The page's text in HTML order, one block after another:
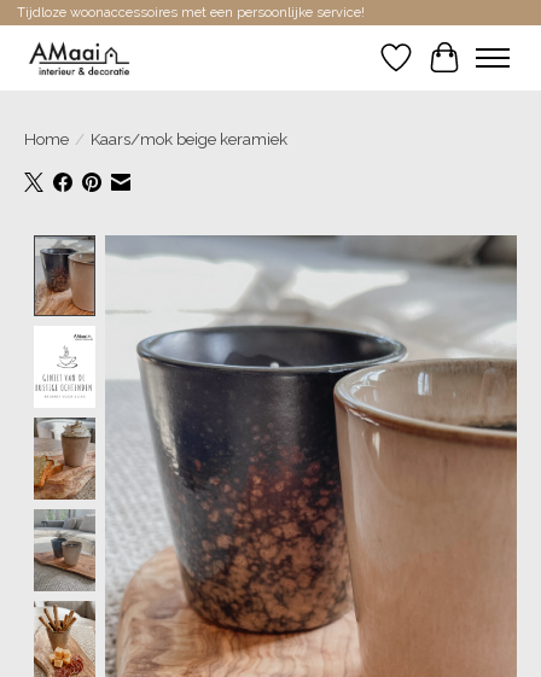
Tijdloze woonaccessoires met een persoonlijke service!
Verlanglijst
Home / Kaars/mok beige keramiek
Product image slideshow Items